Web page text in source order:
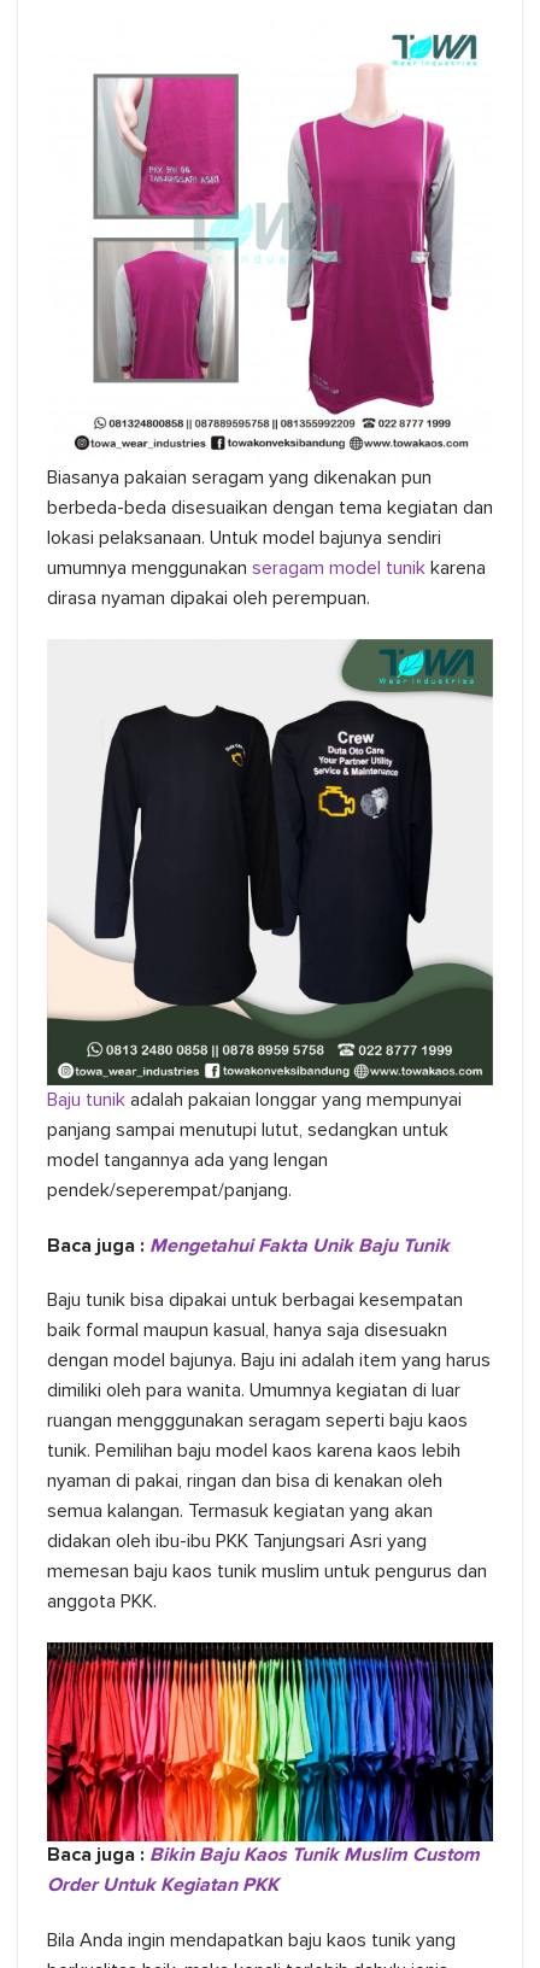
Biasanya pakaian seragam yang dikenakan pun
berbeda-beda disesuaikan dengan tema kegiatan dan
lokasi pelaksanaan. Untuk model bajunya sendiri
umumnya menggunakan seragam model tunik karena
dirasa nyaman dipakai oleh perempuan.
Baju tunik adalah pakaian longgar yang mempunyai
panjang sampai menutupi lutut, sedangkan untuk
model tangannya ada yang lengan
pendek/seperempat/panjang.
Baca juga : Mengetahui Fakta Unik Baju Tunik
Baju tunik bisa dipakai untuk berbagai kesempatan
baik formal maupun kasual, hanya saja disesuakn
dengan model bajunya. Baju ini adalah item yang harus
dimiliki oleh para wanita. Umumnya kegiatan di luar
ruangan mengggunakan seragam seperti baju kaos
tunik. Pemilihan baju model kaos karena kaos lebih
nyaman di pakai, ringan dan bisa di kenakan oleh
semua kalangan. Termasuk kegiatan yang akan
didakan oleh ibu-ibu PKK Tanjungsari Asri yang
memesan baju kaos tunik muslim untuk pengurus dan
anggota PKK.
Baca juga : Bikin Baju Kaos Tunik Muslim Custom
Order Untuk Kegiatan PKK
Bila Anda ingin mendapatkan baju kaos tunik yang